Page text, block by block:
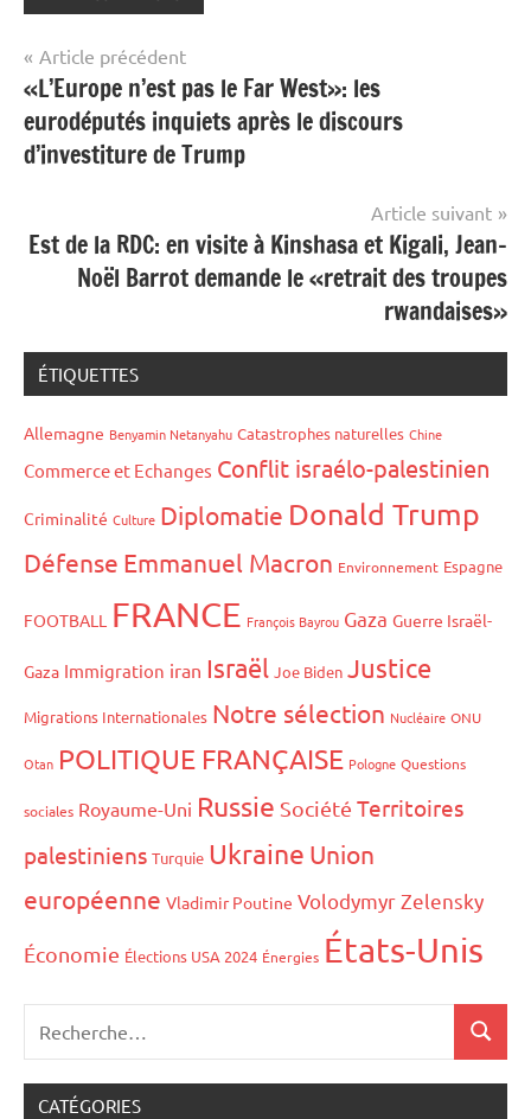
Navigation
de
l’article
Article précédent
«L’Europe n’est pas le Far West»: les
eurodéputés inquiets après le discours
d’investiture de Trump
Article suivant
Est de la RDC: en visite à Kinshasa et Kigali, Jean-
Noël Barrot demande le «retrait des troupes
rwandaises»
ÉTIQUETTES
Allemagne Benyamin Netanyahu Catastrophes naturelles Chine
Commerce et Echanges Conflit israélo-palestinien
Criminalité Culture Diplomatie Donald Trump
Défense Emmanuel Macron Environnement Espagne
FOOTBALL FRANCE François Bayrou Gaza Guerre Israël-
Gaza Immigration iran Israël Joe Biden Justice
Migrations Internationales Notre sélection Nucléaire ONU
Otan POLITIQUE FRANÇAISE Pologne Questions
sociales Royaume-Uni Russie Société Territoires
palestiniens Turquie Ukraine Union
européenne Vladimir Poutine Volodymyr Zelensky
Économie Élections USA 2024 Énergies États-Unis
CATÉGORIES